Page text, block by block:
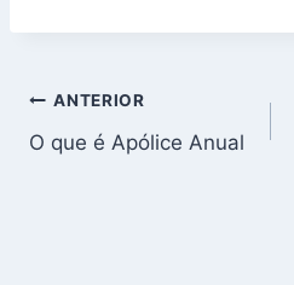
Navegação
de
ANTERIOR
O que é Apólice Anual